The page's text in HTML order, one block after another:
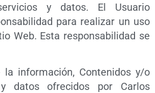
y datos. El Usuario
para realizar un uso
Web. Esta responsabilidad se
la información, Contenidos y/o
datos ofrecidos por Carlos